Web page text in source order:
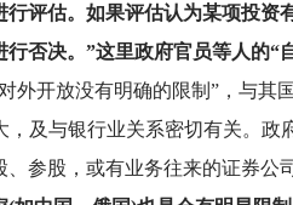
行评估。如果评估认为某项投资
否决。”这里政府官员等人的“
外开放没有明确的限制”，与其
，及与银行业关系密切有关。政
参股，或有业务往来的证券公